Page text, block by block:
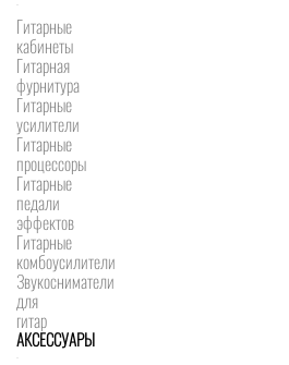
Гитарные
кабинеты
Гитарная
фурнитура
Гитарные
усилители
Гитарные
процессоры
Гитарные
педали
эффектов
Гитарные
комбоусилители
Звукосниматели
для
гитар
АКСЕССУАРЫ